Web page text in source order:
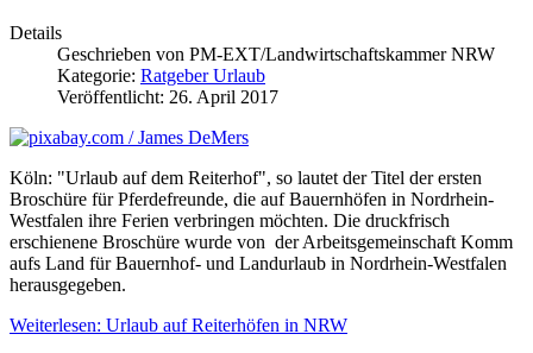
Details
Geschrieben von PM-EXT/Landwirtschaftskammer NRW
Kategorie: Ratgeber Urlaub
Veröffentlicht: 26. April 2017
Köln: "Urlaub auf dem Reiterhof", so lautet der Titel der ersten
Broschüre für Pferdefreunde, die auf Bauernhöfen in Nordrhein-
Westfalen ihre Ferien verbringen möchten. Die druckfrisch
erschienene Broschüre wurde von der Arbeitsgemeinschaft Komm
aufs Land für Bauernhof- und Landurlaub in Nordrhein-Westfalen
herausgegeben.
Weiterlesen: Urlaub auf Reiterhöfen in NRW